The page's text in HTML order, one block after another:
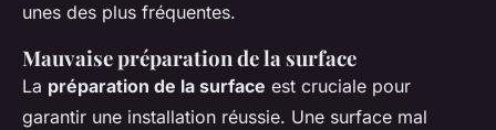
unes des plus fréquentes.
Mauvaise préparation de la surface
La préparation de la surface est cruciale pour
garantir une installation réussie. Une surface mal